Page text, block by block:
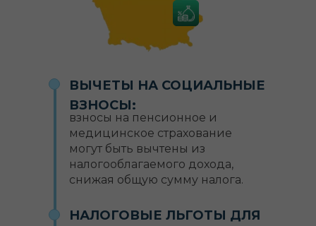
взносы на пенсионное и
медицинское страхование
могут быть вычтены из
налогооблагаемого дохода,
снижая общую сумму налога.
ВЫЧЕТЫ НА СОЦИАЛЬНЫЕ
ВЗНОСЫ:
НАЛОГОВЫЕ ЛЬГОТЫ ДЛЯ